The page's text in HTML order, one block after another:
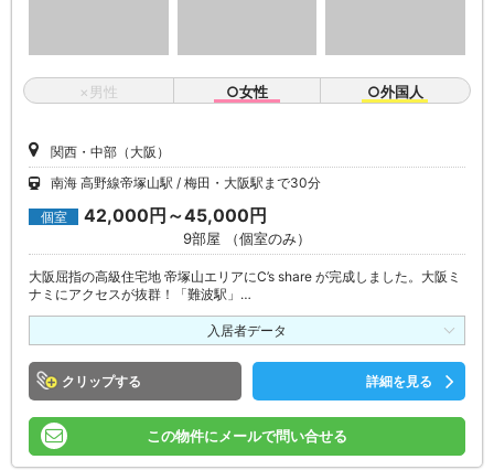
×男性 ○女性 ○外国人
関西・中部（大阪）
南海 高野線帝塚山駅
梅田・大阪駅まで30分
個室 42,000円～45,000円
9部屋 （個室のみ）
大阪屈指の高級住宅地 帝塚山エリアにC’s share が完成しました。大阪ミ
ナミにアクセスが抜群！「難波駅」…
入居者データ
クリップ 詳細を見る
この物件にメールで問い合せる